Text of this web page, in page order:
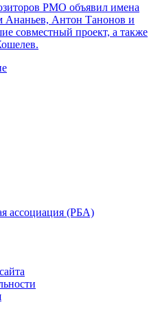
РМО объявил имена
Ананьев, Антон Танонов и
совместный проект, а также
ассоциация (РБА)